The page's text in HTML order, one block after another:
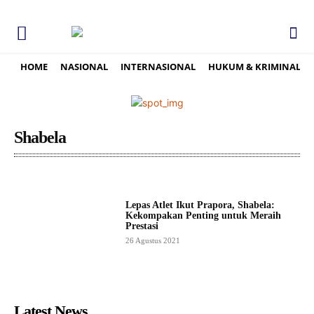
HOME NASIONAL INTERNASIONAL HUKUM & KRIMINAL
Shabela
Lepas Atlet Ikut Prapora, Shabela:
Kekompakan Penting untuk Meraih
Prestasi
26 Agustus 2021